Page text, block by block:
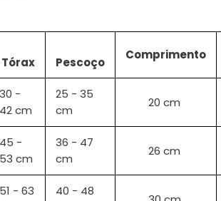
Tórax Pescoço
Comprimento
30 -
42 cm
25 - 35
cm
20 cm
45 -
53 cm
36 - 47
cm
26 cm
51 - 63
40 - 48